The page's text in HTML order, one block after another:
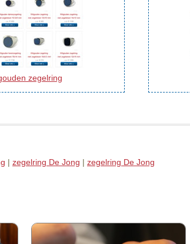
zegelring
| zegelring De Jong | zegelring De Jong